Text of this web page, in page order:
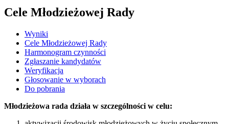
Cele Młodzieżowej Rady
Wyniki
Cele Młodzieżowej Rady
Harmonogram czynności
Zgłaszanie kandydatów
Weryfikacja
Głosowanie w wyborach
Do pobrania
Młodzieżowa rada działa w szczególności w celu: